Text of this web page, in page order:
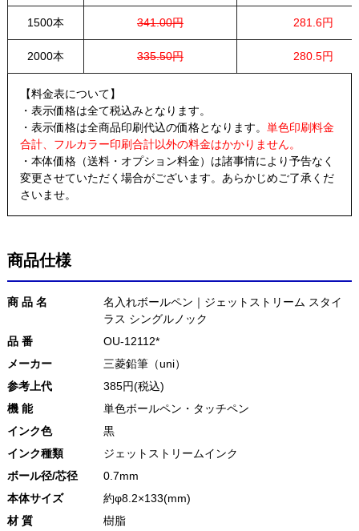
1500本 341.00円 281.6円
2000本 335.50円 280.5円
【料金表について】
・表示価格は全て税込みとなります。
・表示価格は全商品印刷代込の価格となります。 単色印刷料金
合計、フルカラー印刷合計以外の料金はかかりません。
・本体価格（送料・オプション料金）は諸事情により予告なく
変更させていただく場合がございます。あらかじめご了承くだ
さいませ。
商品仕様
商 品 名
名入れボールペン｜ジェットストリーム スタイ
ラス シングルノック
品 番
OU-12112*
メーカー
三菱鉛筆（uni）
参考上代
385円(税込)
機 能
単色ボールペン・タッチペン
インク色
黒
インク種類
ジェットストリームインク
ボール径/芯径
0.7mm
本体サイズ
約φ8.2×133(mm)
材 質
樹脂